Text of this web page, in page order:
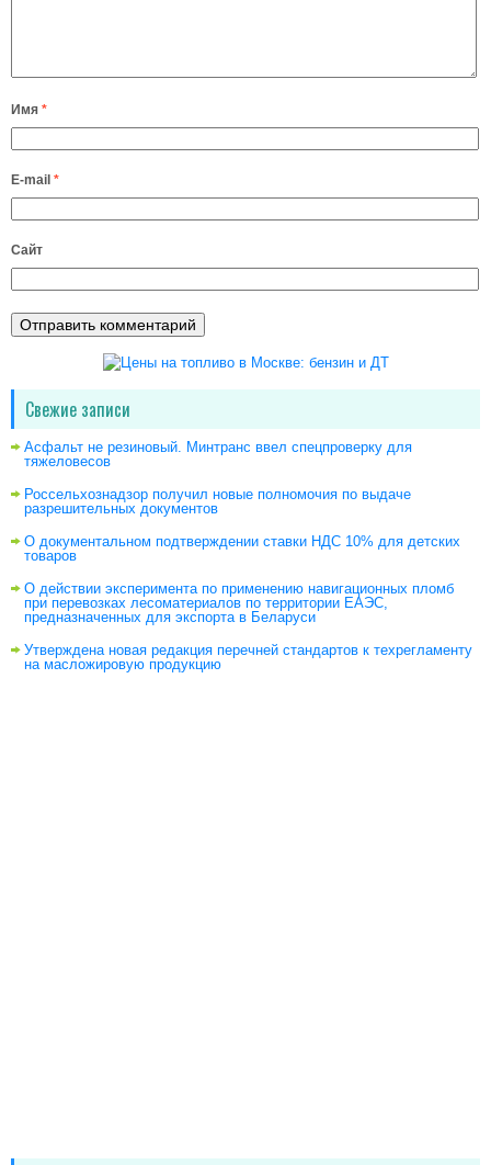
Имя *
E-mail *
Сайт
Свежие записи
Асфальт не резиновый. Минтранс ввел спецпроверку для
тяжеловесов
Россельхознадзор получил новые полномочия по выдаче
разрешительных документов
О документальном подтверждении ставки НДС 10% для детских
товаров
О действии эксперимента по применению навигационных пломб
при перевозках лесоматериалов по территории ЕАЭС,
предназначенных для экспорта в Беларуси
Утверждена новая редакция перечней стандартов к техрегламенту
на масложировую продукцию